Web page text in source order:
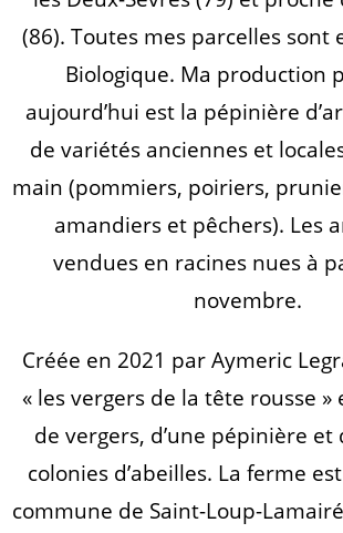
(86). Toutes mes parcelles sont
Biologique. Ma production
aujourd’hui est la pépinière
de variétés anciennes et
main (pommiers, poiriers,
amandiers et pêchers). Les
vendues en racines nues à
novembre.
Créée en 2021 par Aymeric
« les vergers de la tête rousse »
de vergers, d’une pépinière
colonies d’abeilles. La ferme
commune de Saint-Loup-